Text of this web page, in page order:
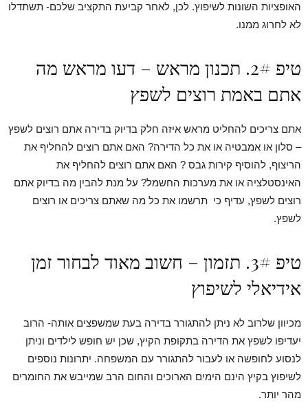
האופציות השונות לשיפוץ. לכן, לאחר קביעת התקציב שלכם- תשתדלו
לא לחרוג ממנו.
טיפ 2#. תכנון מראש – דעו מראש מה
אתם באמת רוצים לשפץ
אתם צריכים להחליט מראש איזה חלק בדיוק בדירה אתם רוצים לשפץ
– סלון או אמבטיה או את כל הדירה? האם אתם רוצים להחליף את
הריצוף, להוסיף קירות גבס ? האם אתם רוצים להחליף את
האינסטלציה או את מערכות החשמל? על מנת להבין מה בדיוק אתם
רוצים לשפץ, עדיף כי תרשמו את כל מה שאתם צריכים או רוצים
לשפץ.
טיפ 3#. תזמון – חשוב מאוד לבחור זמן
אידיאלי לשיפוץ
מכיוון שלרוב לא ניתן להתגורר בדירה בעת שמשפצים אותה- הרוב
יעדיפו לשפץ את הדירה בתקופת הקיץ, שכן יש חופש לילדים וניתן
לנסוע לחופשה או לעבור להתגורר עם המשפחה. יתרונות נוספים
לשיפוץ בקיץ הינם הימים הארוכים והחום הרב שמייבש את החומרים
מהר יותר.